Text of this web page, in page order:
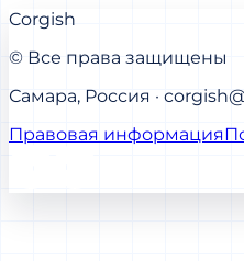
Corgish
© Все права защищены
Самара, Россия ·
Правовая информация